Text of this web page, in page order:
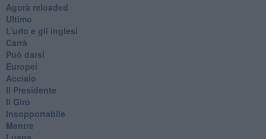
​Agorà reloaded
Ultimo
​L’urlo e gli inglesi
Carrà
Può darsi
Europei
Acciaio
Il Presidente
​Il Giro
Insopportabile
​Mentre